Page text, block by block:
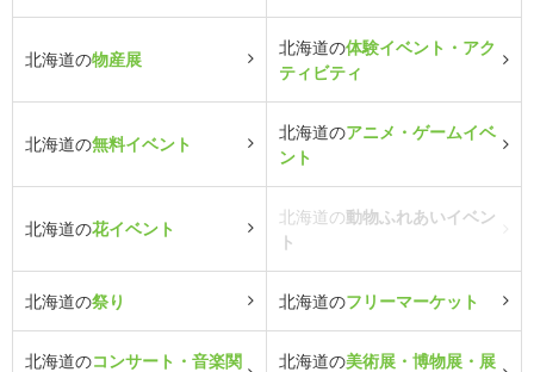
北海道の物産展
北海道の体験イベント・アク
ティビティ
北海道の無料イベント
北海道のアニメ・ゲームイベ
ント
北海道の花イベント
北海道の動物ふれあいイベン
ト
北海道の祭り 北海道のフリーマーケット
北海道のコンサート・音楽関
北海道の美術展・博物展・展